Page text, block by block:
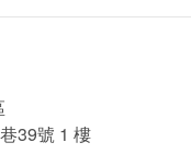
39號 1 樓